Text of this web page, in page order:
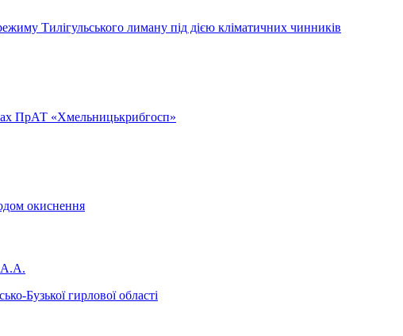
Тилігульського лиману під дією кліматичних чинників
ПрАТ «Хмельницькрибгосп»
окиснення
А.А.
Бузької гирлової області